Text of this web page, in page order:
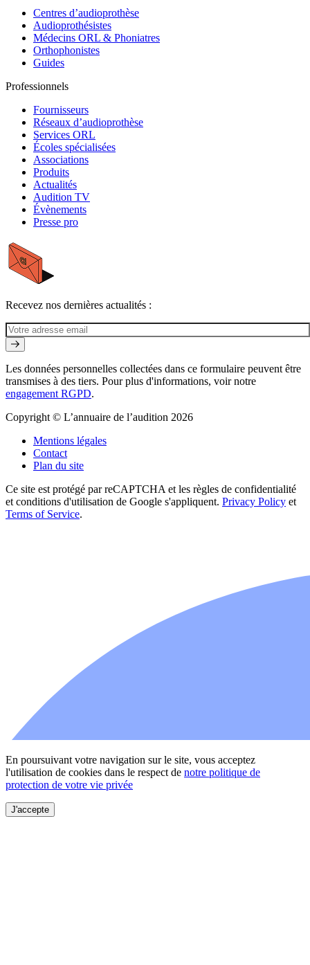
Centres d’audioprothèse
Audioprothésistes
Médecins ORL & Phoniatres
Orthophonistes
Guides
Professionnels
Fournisseurs
Réseaux d’audioprothèse
Services ORL
Écoles spécialisées
Associations
Produits
Actualités
Audition TV
Évènements
Presse pro
Recevez nos dernières actualités :
Les données personnelles collectées dans ce formulaire peuvent être
transmises à des tiers. Pour plus d'informations, voir notre
engagement RGPD.
Copyright © L’annuaire de l’audition 2026
Mentions légales
Contact
Plan du site
Ce site est protégé par reCAPTCHA et les règles de confidentialité
et conditions d'utilisation de Google s'appliquent. Privacy Policy et
Terms of Service.
En poursuivant votre navigation sur le site, vous acceptez
l'utilisation de cookies dans le respect de notre politique de
protection de votre vie privée
J'accepte